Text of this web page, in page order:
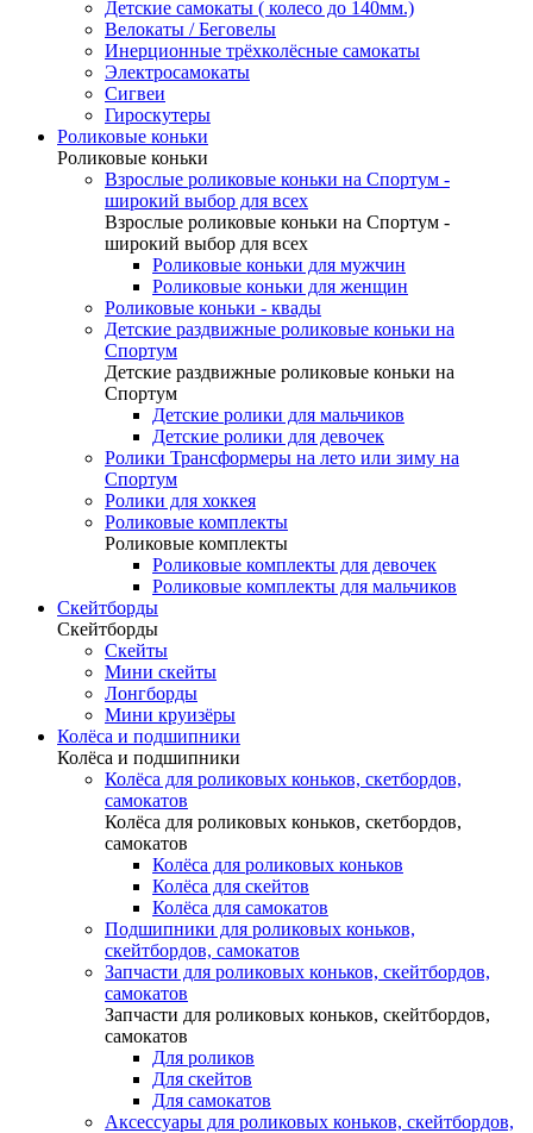
Детские самокаты ( колесо до 140мм.)
Велокаты / Беговелы
Инерционные трёхколёсные самокаты
Электросамокаты
Сигвеи
Гироскутеры
Роликовые коньки
Роликовые коньки
Взрослые роликовые коньки на Спортум -
широкий выбор для всех
Взрослые роликовые коньки на Спортум -
широкий выбор для всех
Роликовые коньки для мужчин
Роликовые коньки для женщин
Роликовые коньки - квады
Детские раздвижные роликовые коньки на
Спортум
Детские раздвижные роликовые коньки на
Спортум
Детские ролики для мальчиков
Детские ролики для девочек
Ролики Трансформеры на лето или зиму на
Спортум
Ролики для хоккея
Роликовые комплекты
Роликовые комплекты
Роликовые комплекты для девочек
Роликовые комплекты для мальчиков
Скейтборды
Скейтборды
Скейты
Мини скейты
Лонгборды
Мини круизёры
Колёса и подшипники
Колёса и подшипники
Колёса для роликовых коньков, скетбордов,
самокатов
Колёса для роликовых коньков, скетбордов,
самокатов
Колёса для роликовых коньков
Колёса для скейтов
Колёса для самокатов
Подшипники для роликовых коньков,
скейтбордов, самокатов
Запчасти для роликовых коньков, скейтбордов,
самокатов
Запчасти для роликовых коньков, скейтбордов,
самокатов
Для роликов
Для скейтов
Для самокатов
Аксессуары для роликовых коньков, скейтбордов,